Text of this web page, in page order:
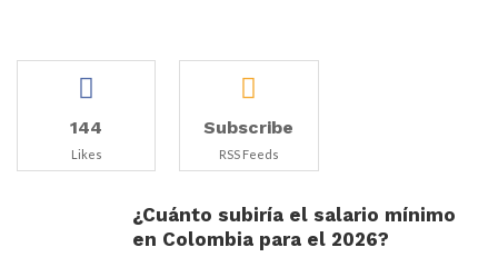
144
Likes
Subscribe
RSS Feeds
¿Cuánto subiría el salario mínimo
en Colombia para el 2026?